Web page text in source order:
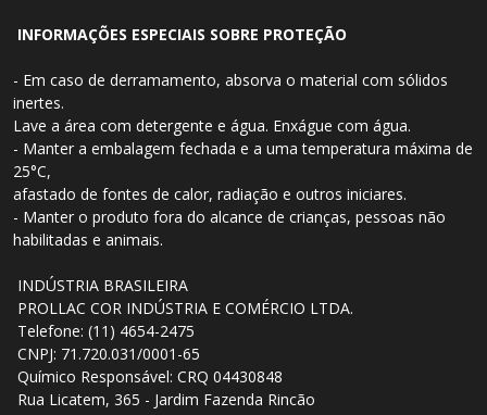
INFORMAÇÕES ESPECIAIS SOBRE PROTEÇÃO
- Em caso de derramamento, absorva o material com sólidos
inertes.
Lave a área com detergente e água. Enxágue com água.
- Manter a embalagem fechada e a uma temperatura máxima de
25°C,
afastado de fontes de calor, radiação e outros iniciares.
- Manter o produto fora do alcance de crianças, pessoas não
habilitadas e animais.
INDÚSTRIA BRASILEIRA
PROLLAC COR INDÚSTRIA E COMÉRCIO LTDA.
Telefone: (11) 4654-2475
CNPJ: 71.720.031/0001-65
Químico Responsável: CRQ 04430848
Rua Licatem, 365 - Jardim Fazenda Rincão